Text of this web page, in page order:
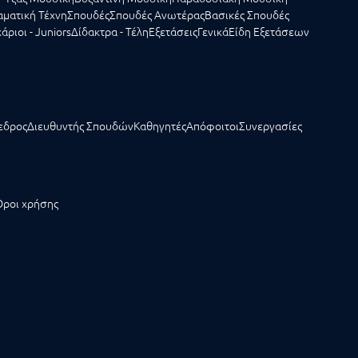
ΤέχνηΣπουδέςΣπουδές ΑνωτέραςΒασικές Σπουδές
- JuniorsΔίδακτρα - ΤέληΕξετάσειςΓενικάΕίδη Εξετάσεων
Διευθυντής ΣπουδώνΚαθηγητέςΑπόφοιτοιΣυνεργασίες
χρήσης